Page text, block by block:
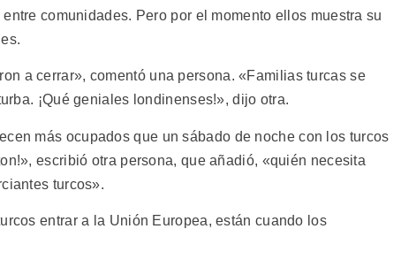
comunidades. Pero por el momento ellos muestra su
a cerrar», comentó una persona. «Familias turcas se
¡Qué geniales londinenses!», dijo otra.
más ocupados que un sábado de noche con los turcos
escribió otra persona, que añadió, «quién necesita
turcos».
entrar a la Unión Europea, están cuando los